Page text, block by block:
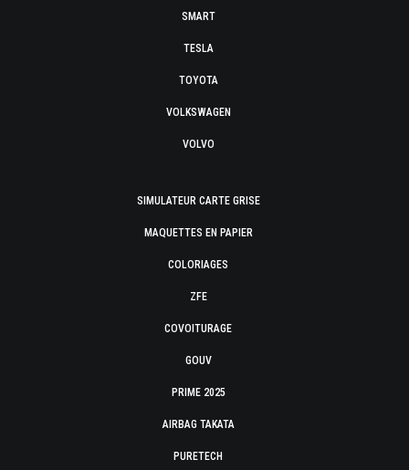
SMART
TESLA
TOYOTA
VOLKSWAGEN
VOLVO
SIMULATEUR CARTE GRISE
MAQUETTES EN PAPIER
COLORIAGES
ZFE
COVOITURAGE
GOUV
PRIME 2025
AIRBAG TAKATA
PURETECH